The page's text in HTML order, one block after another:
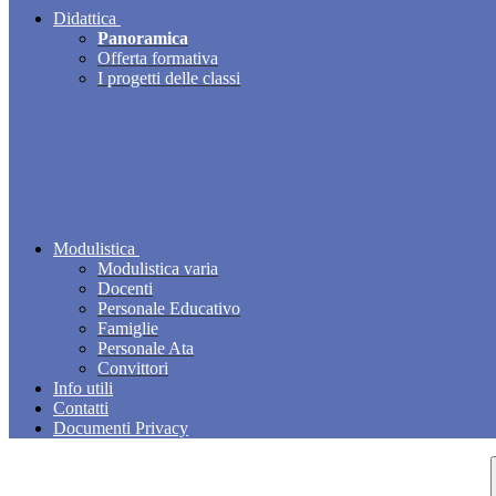
Didattica
Panoramica
Offerta formativa
I progetti delle classi
Modulistica
Modulistica varia
Docenti
Personale Educativo
Famiglie
Personale Ata
Convittori
Info utili
Contatti
Documenti Privacy